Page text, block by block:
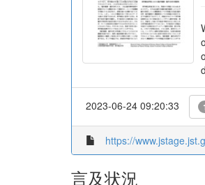
2023-06-24 09:20:33
https://
言及状況